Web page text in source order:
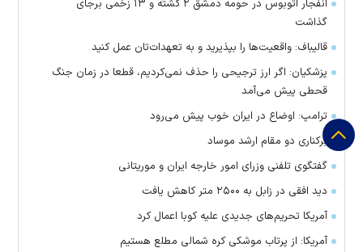
انفجار اتوبوس در حومه دمشق ۲ کشته و ۱۳ زخمی برجای
گذاشت
قالیباف: واقعیت‌ها را بپذیرید و به تعهدات‌تان عمل کنید
پزشکیان: اگر ارز ترجیحی را حذف نمی‌کردیم، قطعا در زمان جنگ
قحطی پیش می‌آمد
ترامپ: اوضاع در ایران خوب پیش می‌رود
برکناری دو مقام ارشد موساد
گفتگوی تلفنی وزرای امور خارجه ایران و موریتانی
دید افقی در زابل به ۲۵۰۰ متر کاهش یافت
آمریکا تحریم‌های جدیدی علیه کوبا اعمال کرد
آمریکا: از پرتاب موشکی کره شمالی مطلع هستیم